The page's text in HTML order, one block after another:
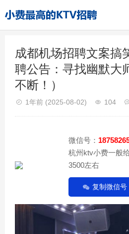
成都机场招聘文案搞
聘公告：寻找幽默大
不断！）
1年前 (2025-08-02) 104
微信号：
杭州ktv小费一般
3500左右
复制微信号